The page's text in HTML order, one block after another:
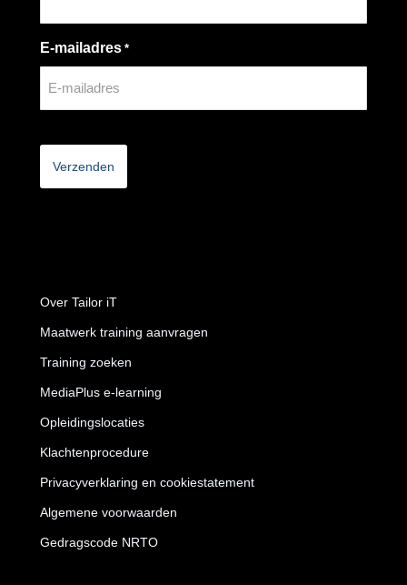
Over Tailor iT
Maatwerk training aanvragen
Training zoeken
MediaPlus e-learning
Opleidingslocaties
Klachtenprocedure
Privacyverklaring en cookiestatement
Algemene voorwaarden
Gedragscode NRTO
E-mailadres *